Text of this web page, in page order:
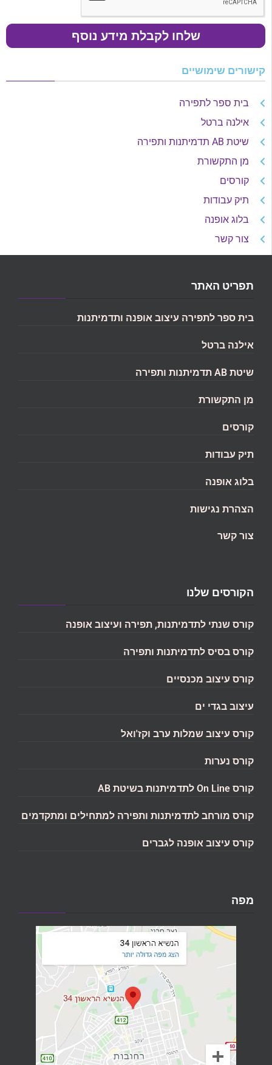
שלחו לקבלת מידע נוסף
קישורים שימושיים
בית ספר לתפירה
אילנה ברטל
שיטת AB תדמיתנות ותפירה
מן התקשורת
קורסים
תיק עבודות
בלוג אופנה
צור קשר
תפריט האתר
בית ספר לתפירה עיצוב אופנה ותדמיתנות
אילנה ברטל
שיטת AB תדמיתנות ותפירה
מן התקשורת
קורסים
תיק עבודות
בלוג אופנה
הצהרת נגישות
צור קשר
הקורסים שלנו
קורס שנתי לתדמיתנות, תפירה ועיצוב אופנה
קורס בסיס לתדמיתנות ותפירה
קורס עיצוב מכנסיים
עיצוב בגדי ים
קורס עיצוב שמלות ערב וקז'ואל
קורס נערות
קורס On Line לתדמיתנות בשיטת AB
קורס מורחב לתדמיתנות ותפירה למתחילים ומתקדמים
קורס עיצוב אופנה לגברים
מפה